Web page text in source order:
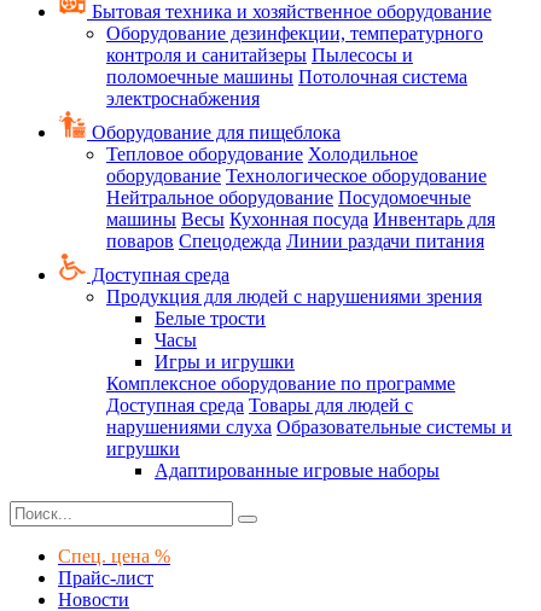
Бытовая техника и хозяйственное оборудование
Оборудование дезинфекции, температурного
контроля и санитайзеры Пылесосы и
поломоечные машины Потолочная система
электроснабжения
Оборудование для пищеблока
Тепловое оборудование Холодильное
оборудование Технологическое оборудование
Нейтральное оборудование Посудомоечные
машины Весы Кухонная посуда Инвентарь для
поваров Спецодежда Линии раздачи питания
Доступная среда
Продукция для людей с нарушениями зрения
Белые трости
Часы
Игры и игрушки
Комплексное оборудование по программе
Доступная среда Товары для людей с
нарушениями слуха Образовательные системы и
игрушки
Адаптированные игровые наборы
Спец. цена %
Прайс-лист
Новости